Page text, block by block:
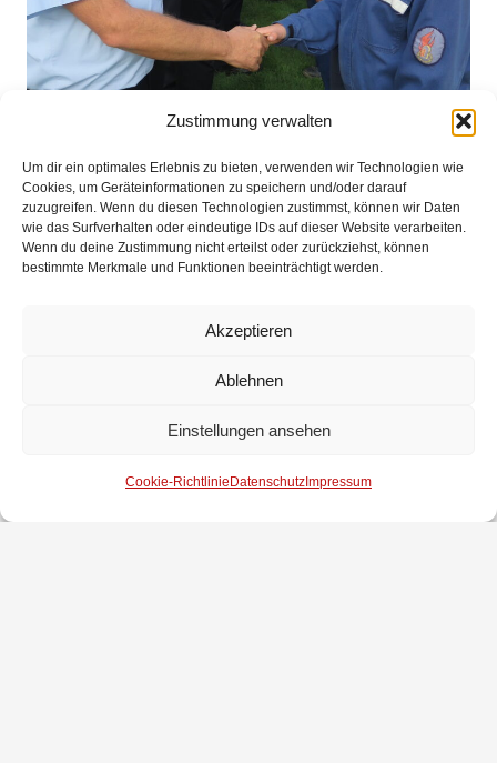
Zustimmung verwalten
Um dir ein optimales Erlebnis zu bieten, verwenden wir Technologien wie
Cookies, um Geräteinformationen zu speichern und/oder darauf
zuzugreifen. Wenn du diesen Technologien zustimmst, können wir Daten
wie das Surfverhalten oder eindeutige IDs auf dieser Website verarbeiten.
Wenn du deine Zustimmung nicht erteilst oder zurückziehst, können
bestimmte Merkmale und Funktionen beeinträchtigt werden.
Akzeptieren
Ablehnen
Einstellungen ansehen
Cookie-Richtlinie Datenschutz Impressum
Die Vorbereitung und Durchführung erfolgte in diesem Jahr gemeinsam